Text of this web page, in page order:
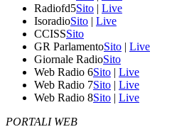
Radiofd5Sito | Live
IsoradioSito | Live
CCISSSito
GR ParlamentoSito | Live
Giornale RadioSito
Web Radio 6Sito | Live
Web Radio 7Sito | Live
Web Radio 8Sito | Live
PORTALI WEB